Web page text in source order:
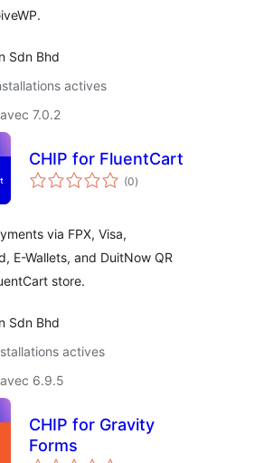
Sdn Bhd
actives
7.0.2
CHIP for FluentCart
(0notes
en
)
via FPX, Visa,
E-Wallets, and DuitNow QR
store.
Sdn Bhd
actives
6.9.5
CHIP for Gravity
Forms